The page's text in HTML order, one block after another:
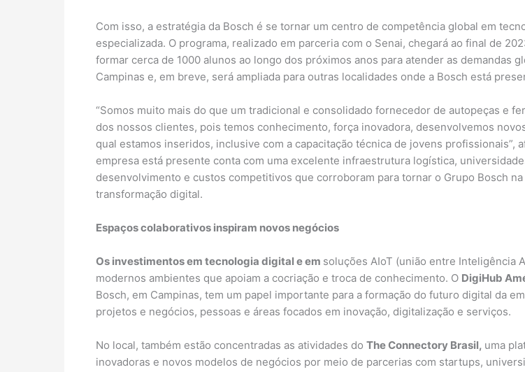
Com isso, a estratégia da Bosch é se tornar um centro de competência global em
especializada. O programa, realizado em parceria com o Senai, chegará ao final de
formar cerca de 1000 alunos ao longo dos próximos anos para atender as demandas
Campinas e, em breve, será ampliada para outras localidades onde a Bosch está
“Somos muito mais do que um tradicional e consolidado fornecedor de autopeças e
dos nossos clientes, pois temos conhecimento, força inovadora, desenvolvemos
qual estamos inseridos, inclusive com a capacitação técnica de jovens profissionais”,
empresa está presente conta com uma excelente infraestrutura logística,
desenvolvimento e custos competitivos que corroboram para tornar o Grupo Bosch
transformação digital.
Espaços colaborativos inspiram novos negócios
Os investimentos em tecnologia digital e em soluções AIoT (união entre Inteligência
modernos ambientes que apoiam a cocriação e troca de conhecimento. O DigiHub
Bosch, em Campinas, tem um papel importante para a formação do futuro digital da
projetos e negócios, pessoas e áreas focados em inovação, digitalização e serviços.
No local, também estão concentradas as atividades do The Connectory Brasil, uma
inovadoras e novos modelos de negócios por meio de parcerias com startups,